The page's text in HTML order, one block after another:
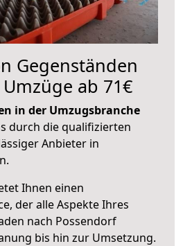
Gegenständen
ab 71€
in der Umzugsbranche
durch die qualifizierten
Anbieter in
Ihnen einen
der alle Aspekte Ihres
nach Possendorf
bis hin zur Umsetzung.